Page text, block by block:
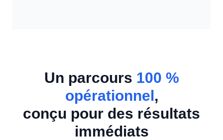
Un parcours 100 %
opérationnel,
conçu pour des résultats
immédiats